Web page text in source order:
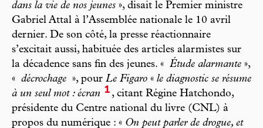
dans la vie de nos jeunes », disait le Premier ministre
Gabriel Attal à l’Assemblée nationale le 10 avril
dernier. De son côté, la presse réactionnaire
s’excitait aussi, habituée des articles alarmistes sur
la décadence sans fin des jeunes. « Étude alarmante »,
« décrochage », pour Le Figaro « le diagnostic se résume
à un seul mot : écran 1 , citant Régine Hatchondo,
présidente du Centre national du livre (CNL) à
propos du numérique : « On peut parler de drogue, et